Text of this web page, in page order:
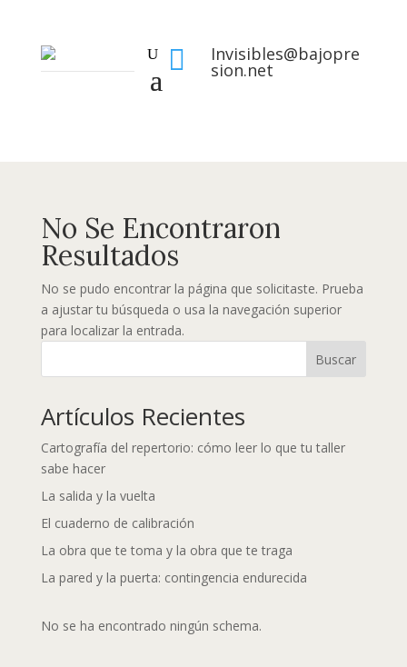
 Invisibles@bajopre
sion.net
No Se Encontraron
Resultados
No se pudo encontrar la página que solicitaste. Prueba
a ajustar tu búsqueda o usa la navegación superior
para localizar la entrada.
Buscar
Artículos Recientes
Cartografía del repertorio: cómo leer lo que tu taller
sabe hacer
La salida y la vuelta
El cuaderno de calibración
La obra que te toma y la obra que te traga
La pared y la puerta: contingencia endurecida
No se ha encontrado ningún schema.